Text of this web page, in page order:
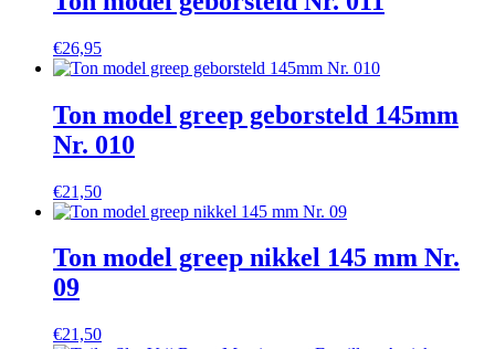
€26,95
Ton model greep geborsteld 145mm
Nr. 010
€21,50
Ton model greep nikkel 145 mm Nr.
09
€21,50